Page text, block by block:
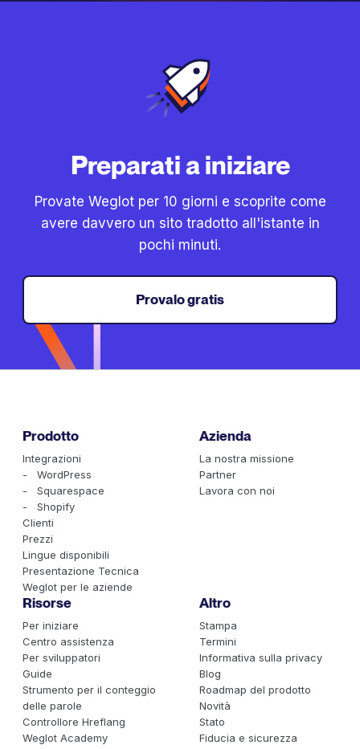
Preparati a iniziare
Provate Weglot per 10 giorni e scoprite come
avere davvero un sito tradotto all'istante in
pochi minuti.
Provalo gratis
Prodotto
Integrazioni
- WordPress
- Squarespace
- Shopify
Clienti
Prezzi
Lingue disponibili
Presentazione Tecnica
Weglot per le aziende
Azienda
La nostra missione
Partner
Lavora con noi
Risorse
Per iniziare
Centro assistenza
Per sviluppatori
Guide
Strumento per il conteggio
delle parole
Controllore Hreflang
Weglot Academy
Altro
Stampa
Termini
Informativa sulla privacy
Blog
Roadmap del prodotto
Novità
Stato
Fiducia e sicurezza